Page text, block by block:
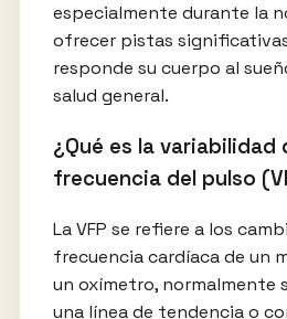
especialmente durante la
ofrecer pistas
responde su cuerpo al
salud general.
¿Qué es la variabilidad
frecuencia del pulso
La VFP se refiere a los
frecuencia cardíaca de un
un oxímetro, normalmente
una línea de tendencia o